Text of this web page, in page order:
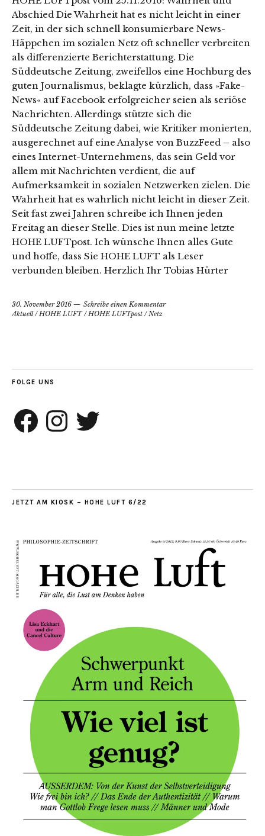
Abschied Die Wahrheit hat es nicht leicht in einer
Zeit, in der sich schnell konsumierbare News-
Häppchen im sozialen Netz oft schneller verbreiten
als differenzierte Berichterstattung. Die
Süddeutsche Zeitung, zweifellos eine Hochburg des
guten Journalismus, beklagte kürzlich, dass »Fake-
News« auf Facebook erfolgreicher seien als seriöse
Nachrichten. Allerdings stützte sich die
Süddeutsche Zeitung dabei, wie Kritiker monierten,
ausgerechnet auf eine Analyse von BuzzFeed – also
eines Internet-Unternehmens, das sein Geld vor
allem mit Nachrichten verdient, die auf
Aufmerksamkeit in sozialen Netzwerken zielen. Die
Wahrheit hat es wahrlich nicht leicht in dieser Zeit.
Seit fast zwei Jahren schreibe ich Ihnen jeden
Freitag an dieser Stelle. Dies ist nun meine letzte
HOHE LUFTpost. Ich wünsche Ihnen alles Gute
und hoffe, dass Sie HOHE LUFT als Leser
verbunden bleiben. Herzlich Ihr Tobias Hürter
30. November 2016
Schreibe einen Kommentar
Aktuell/HOHE LUFT/HOHE LUFTpost /Netz
FOLGE UNS
Facebook InstagramTwitter
JETZT AM KIOSK – HOHE LUFT 6/22